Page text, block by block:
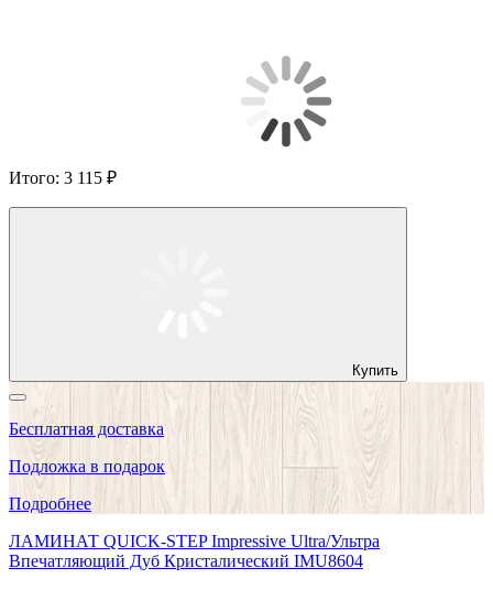
Итого: 3 115 ₽
Купить
Бесплатная доставка
Подложка в подарок
Подробнее
ЛАМИНАТ QUICK-STEP Impressive Ultra/Ультра
Впечатляющий Дуб Кристалический IMU8604